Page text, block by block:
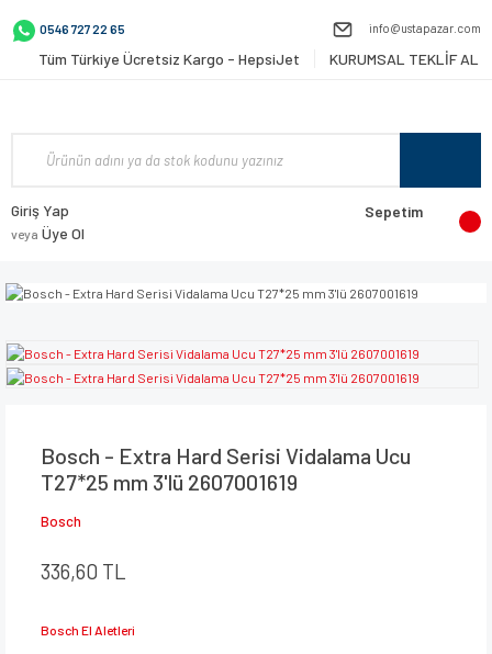
0546 727 22 65 info@ustapazar.com
Tüm Türkiye Ücretsiz Kargo - HepsiJet KURUMSAL TEKLİF AL
Giriş Yap
veya Üye Ol
Sepetim
Bosch - Extra Hard Serisi Vidalama Ucu
T27*25 mm 3'lü 2607001619
Bosch
336,60 TL
Bosch El Aletleri